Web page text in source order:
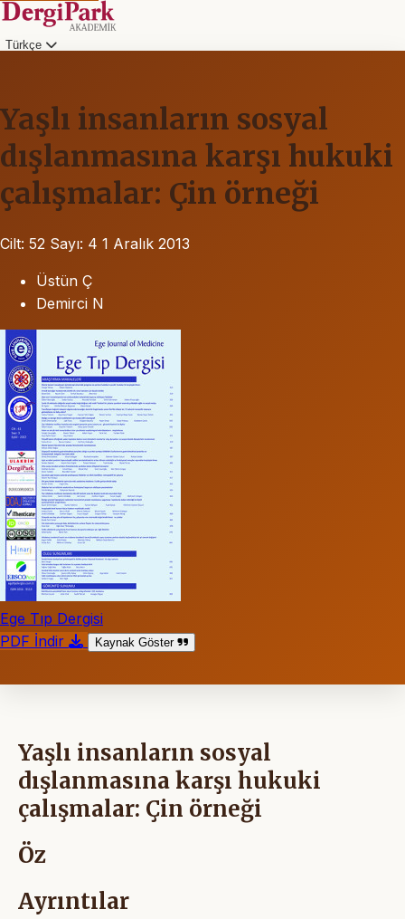
Türkçe
Yaşlı insanların sosyal
dışlanmasına karşı hukuki
çalışmalar: Çin örneği
Cilt: 52 Sayı: 4 1 Aralık 2013
Üstün Ç
Demirci N
Ege Tıp Dergisi
PDF İndir
Kaynak Göster
Yaşlı insanların sosyal
dışlanmasına karşı hukuki
çalışmalar: Çin örneği
Öz
Ayrıntılar